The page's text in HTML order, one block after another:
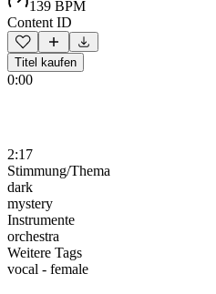
139 BPM
Content ID
Titel kaufen
0:00
2:17
Stimmung/Thema
dark
mystery
Instrumente
orchestra
Weitere Tags
vocal - female